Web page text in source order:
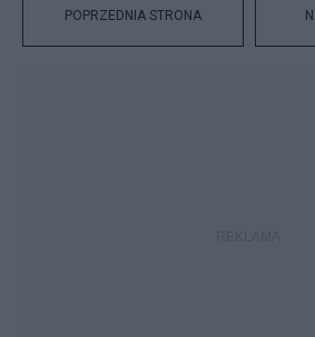
POPRZEDNIA STRONA